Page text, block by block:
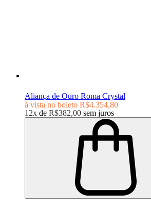
Aliança de Ouro Roma Crystal
à vista no boleto R$4.354,80
12x de R$382,00 sem juros